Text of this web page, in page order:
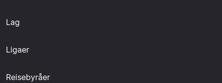
Lag
Ligaer
Reisebyråer